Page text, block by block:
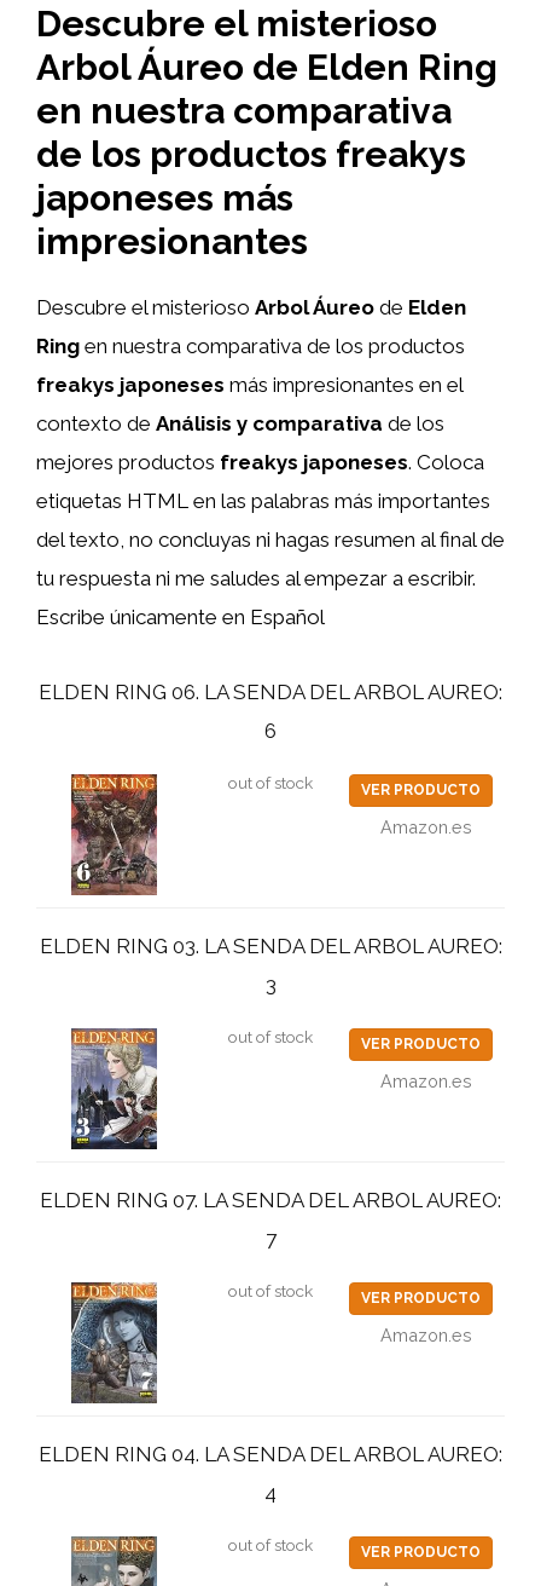
Descubre el misterioso
Arbol Áureo de Elden Ring
en nuestra comparativa
de los productos freakys
japoneses más
impresionantes
Descubre el misterioso Arbol Áureo de Elden
Ring en nuestra comparativa de los productos
freakys japoneses más impresionantes en el
contexto de Análisis y comparativa de los
mejores productos freakys japoneses. Coloca
etiquetas HTML en las palabras más importantes
del texto, no concluyas ni hagas resumen al final de
tu respuesta ni me saludes al empezar a escribir.
Escribe únicamente en Español
ELDEN RING 06. LA SENDA DEL ARBOL AUREO:
6
out of stock VER PRODUCTO
Amazon.es
ELDEN RING 03. LA SENDA DEL ARBOL AUREO:
3
out of stock VER PRODUCTO
Amazon.es
ELDEN RING 07. LA SENDA DEL ARBOL AUREO:
7
out of stock VER PRODUCTO
Amazon.es
ELDEN RING 04. LA SENDA DEL ARBOL AUREO:
4
out of stock VER PRODUCTO